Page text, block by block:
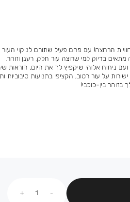
הרחצה! עם פחם פעיל שתורם לניקוי העור
בדיוק למי שרוצה עור חלק, רענן וזוהר.
ניחוח אלוהי שיקפיץ לך את היום. הוראות
על עור רטוב, הקציפי בתנועות סיבוביות
בין-כוכבי!